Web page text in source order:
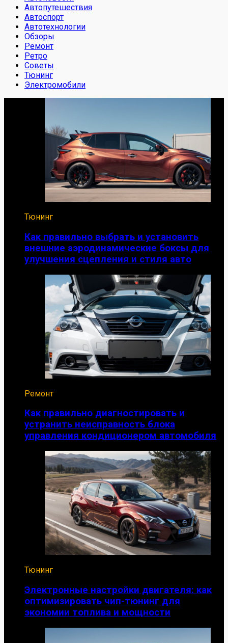
Автопутешествия
Автоспорт
Автотехнологии
Обзоры
Ремонт
Ретро
Советы
Тюнинг
Электромобили
Тюнинг
Как правильно выбрать и установить
внешние аэродинамические боксы для
улучшения сцепления и стиля авто
Ремонт
Как правильно диагностировать и
устранить неисправность блока
управления кондиционером автомобиля
Тюнинг
Электронные настройки двигателя: как
оптимизировать чип-тюнинг для
экономии топлива и мощности